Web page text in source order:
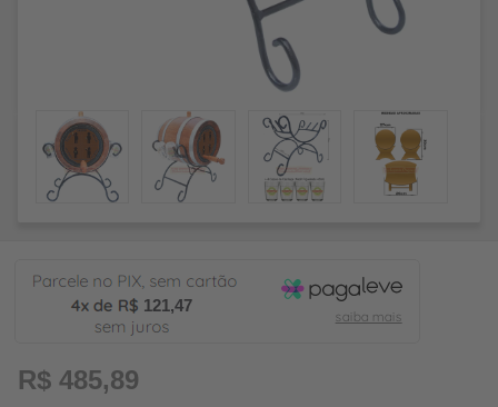
121,47
R$ 485,89